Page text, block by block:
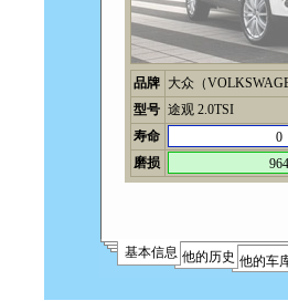
品牌 大众（
型号 途观 2.0TSI
寿命
0
磨损
964
基本信息 他的历史 他的车